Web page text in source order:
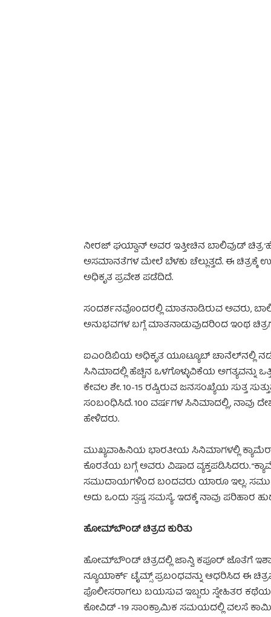
ನೀರಜ್ ಘಯ್ವಾನ್ ಅವರ ಇತ್ತೀಚಿನ ಬಾಲಿವುಡ್
ಅಸಮಾನತೆಗಳ ಮೇಲೆ ಬೆಳಕು ಚೆಲ್ಲುತ್ತದೆ. ಈ ಚಿತ್ರಕ್ಕೆ
ಅಧಿಕೃತ ಪ್ರವೇಶ ಪಡೆದಿದೆ.
ಸಂದರ್ಶನವೊಂದರಲ್ಲಿ ಮಾತನಾಡಿರುವ ಅವರು,
ಅನುಭವಗಳ ಬಗ್ಗೆ ಮಾತನಾಡುವುದರಿಂದ ಇಂಥ
ಐಎಂಡಿಬಿಯ ಅಧಿಕೃತ ಯೂಟ್ಯೂಬ್ ಚಾನೆಲ್‌ನಲ್ಲಿ
ಸಿನಿಮಾದಲ್ಲಿ ಹೆಚ್ಚಿನ ಒಳಗೊಳ್ಳುವಿಕೆಯ ಅಗತ್ಯವನ್ನು
ಕೇವಲ ಶೇ. 10-15 ರಷ್ಟಿರುವ ಜನಸಂಖ್ಯೆಯ ಸುತ್ತ
ಸಂಬಂಧಿಸಿದೆ. 100 ವರ್ಷಗಳ ಸಿನಿಮಾದಲ್ಲಿ, ನಾವು
ಹೇಳಿದರು.
ಮುಖ್ಯವಾಹಿನಿಯ ಭಾರತೀಯ ಸಿನಿಮಾಗಳಲ್ಲಿ
ಕೊರತೆಯ ಬಗ್ಗೆ ಅವರು ವಿಷಾದ ವ್ಯಕ್ತಪಡಿಸಿದರು.
ಸಮುದಾಯಗಳಿಂದ ಬಂದವರು ಯಾರೂ ಇಲ್ಲ.
ಅದು ಒಂದು ಸ್ಪಷ್ಟ ಸಮಸ್ಯೆ. ಇದಕ್ಕೆ ನಾವು ಪರಿಹಾರ
ಹೋಮ್‌ಬೌಂಡ್ ಚಿತ್ರದ ಕುರಿತು
ಹೋಮ್‌ಬೌಂಡ್ ಚಿತ್ರದಲ್ಲಿ ಜಾನ್ವಿ ಕಪೂರ್ ಜೊತೆಗೆ ಇಶಾನ್
ನ್ಯೂಯಾರ್ಕ್ ಟೈಮ್ಸ್ ಪ್ರಬಂಧವನ್ನು ಆಧರಿಸಿದ ಈ
ಪೊಲೀಸರಾಗಲು ಬಯಸುವ ಇಬ್ಬರು ಸ್ನೇಹಿತರ
ಕೋವಿಡ್ -19 ಸಾಂಕ್ರಾಮಿಕ ಸಮಯದಲ್ಲಿ ವಲಸೆ